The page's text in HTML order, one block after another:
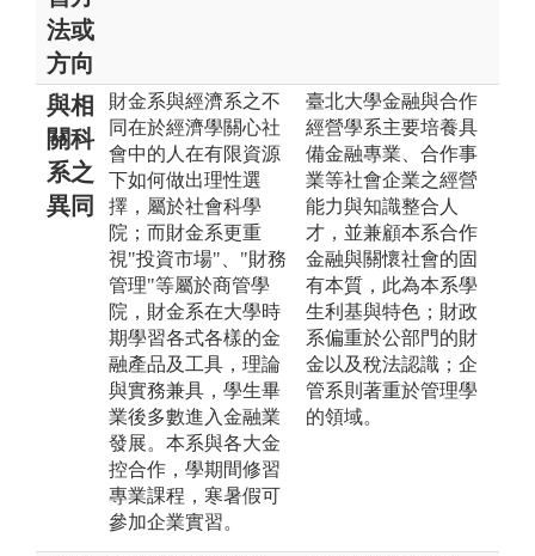
法或
方向
與相
關科
系之
異同
財金系與經濟系之不
同在於經濟學關心社
會中的人在有限資源
下如何做出理性選
擇，屬於社會科學
院；而財金系更重
視"投資市場"、"財務
管理"等屬於商管學
院，財金系在大學時
期學習各式各樣的金
融產品及工具，理論
與實務兼具，學生畢
業後多數進入金融業
發展。本系與各大金
控合作，學期間修習
專業課程，寒暑假可
參加企業實習。
臺北大學金融與合作
經營學系主要培養具
備金融專業、合作事
業等社會企業之經營
能力與知識整合人
才，並兼顧本系合作
金融與關懷社會的固
有本質，此為本系學
生利基與特色；財政
系偏重於公部門的財
金以及稅法認識；企
管系則著重於管理學
的領域。